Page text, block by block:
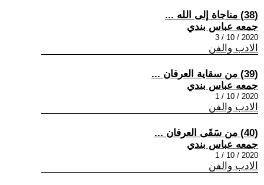
(38) مناجاة إلى الله ...
جمعه عباس بندي
2020 / 10 / 3
الادب والفن
(39) من سقاية العرفان ...
جمعه عباس بندي
2020 / 10 / 1
الادب والفن
(40) من سَقَى العرفان ...
جمعه عباس بندي
2020 / 10 / 1
الادب والفن